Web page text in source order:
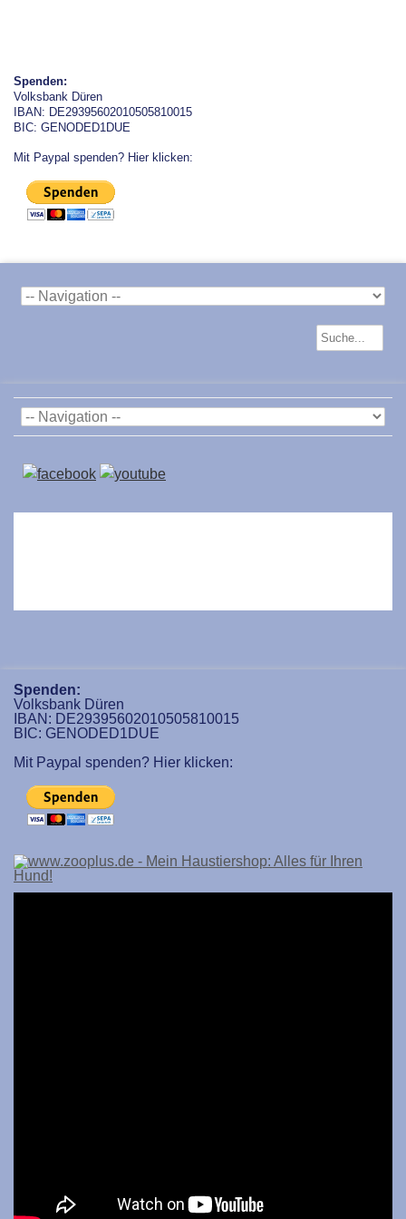
Spenden:
Volksbank Düren
IBAN: DE29395602010505810015
BIC: GENODED1DUE
Mit Paypal spenden? Hier klicken:
Spenden:
Volksbank Düren
IBAN: DE29395602010505810015
BIC: GENODED1DUE
Mit Paypal spenden? Hier klicken: